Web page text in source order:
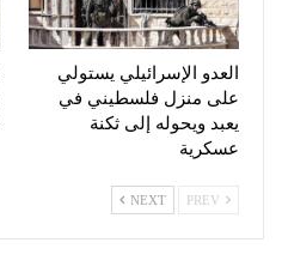
العدو الإسرائيلي يستولي
على منزل فلسطيني في
يعبد ويحوله إلى ثكنة
عسكرية
NEXT